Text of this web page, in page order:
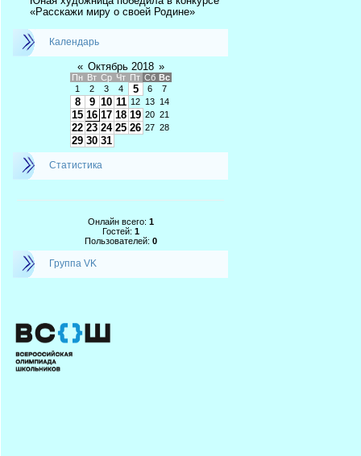
«Расскажи миру о своей Родине»
Календарь
« Октябрь 2018 »
Пн Вт Ср Чт Пт Сб Вс
1
2 3 4 5 6 7
8 9 10 11 12 13 14
15 16 17 18 19 20 21
22 23 24 25 26 27 28
29 30 31
Статистика
Онлайн всего: 1
Гостей: 1
Пользователей: 0
Группа VK